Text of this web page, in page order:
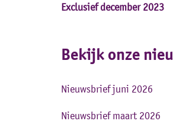
Exclusief december 2023
Bekijk onze
Nieuwsbrief juni 2026
Nieuwsbrief maart 2026